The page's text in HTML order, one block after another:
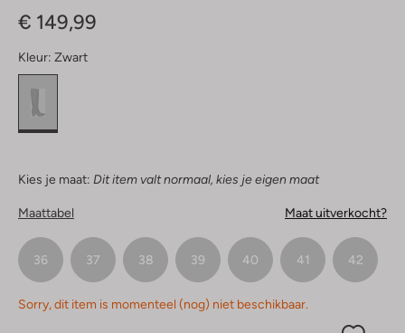
€ 149,99
Kleur: Zwart
Kies je maat: Dit item valt normaal, kies je eigen maat
Maattabel Maat uitverkocht?
36 37 38 39 40 41 42
Sorry, dit item is momenteel (nog) niet beschikbaar.